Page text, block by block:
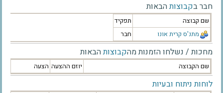
חבר בקבוצותהבאות
שם קבוצה
תפקיד
מתנ'ס קרית אונו
חבר
מחכות / נשלחו הזמנות מהקבוצותהבאות
שם הקבוצה יוזם ההצעה הצעה
לוחות ניתוח ובעיות